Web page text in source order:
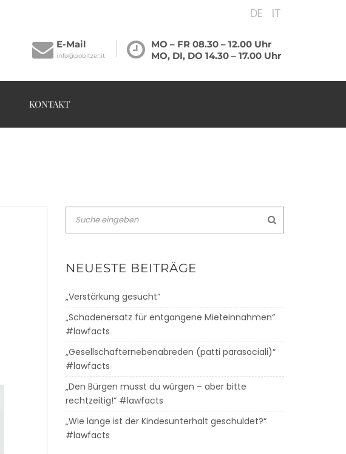
DE IT
E-Mail
info@pobitzer.it
MO – FR 08.30 – 12.00 Uhr
MO, DI, DO 14.30 – 17.00 Uhr
KONTAKT
NEUESTE BEITRÄGE
„Verstärkung gesucht“
„Schadenersatz für entgangene Mieteinnahmen“
#lawfacts
„Gesellschafternebenabreden (patti parasociali)“
#lawfacts
„Den Bürgen musst du würgen – aber bitte
rechtzeitig!“ #lawfacts
„Wie lange ist der Kindesunterhalt geschuldet?“
#lawfacts